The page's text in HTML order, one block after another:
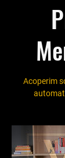
Acoperim